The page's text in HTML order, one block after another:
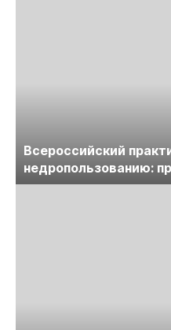
Всероссийский
недропользованию:
лицензирования,